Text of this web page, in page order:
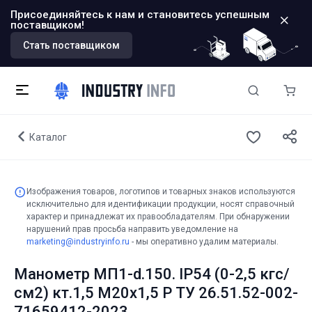
Присоединяйтесь к нам и становитесь успешным
поставщиком!
Стать поставщиком
Каталог
Изображения товаров, логотипов и товарных знаков используются
исключительно для идентификации продукции, носят справочный
характер и принадлежат их правообладателям. При обнаружении
нарушений прав просьба направить уведомление на
marketing@industryinfo.ru - мы оперативно удалим материалы.
Манометр МП1-d.150. IP54 (0-2,5 кгс/
см2) кт.1,5 М20х1,5 Р ТУ 26.51.52-002-